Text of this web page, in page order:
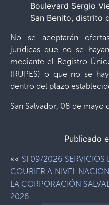
Boulevard Sergio
San Benito, distrito
No se aceptarán
jurídicas que no se
mediante el Registro
(RUPES) o que no se
dentro del plazo
San Salvador, 08 de mayo
Publicado
«« SI 09/2026 SERVICIOS
COURIER A NIVEL
LA CORPORACIÓN
2026